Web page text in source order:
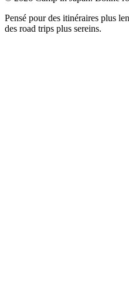
Pensé pour des itinéraires plus
des road trips plus sereins.